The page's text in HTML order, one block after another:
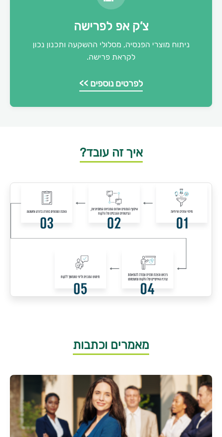
צ’ק אפ לפרישה
ניתוח מוצרי הפנסיה, מסלולי ההשקעה ותכנון נכון
לקראת פרישה.
לפרטים נוספים >>
איך זה עובד?
מאמרים וכתבות